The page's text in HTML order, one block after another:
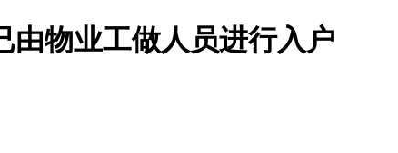
由物业工做人员进行入户